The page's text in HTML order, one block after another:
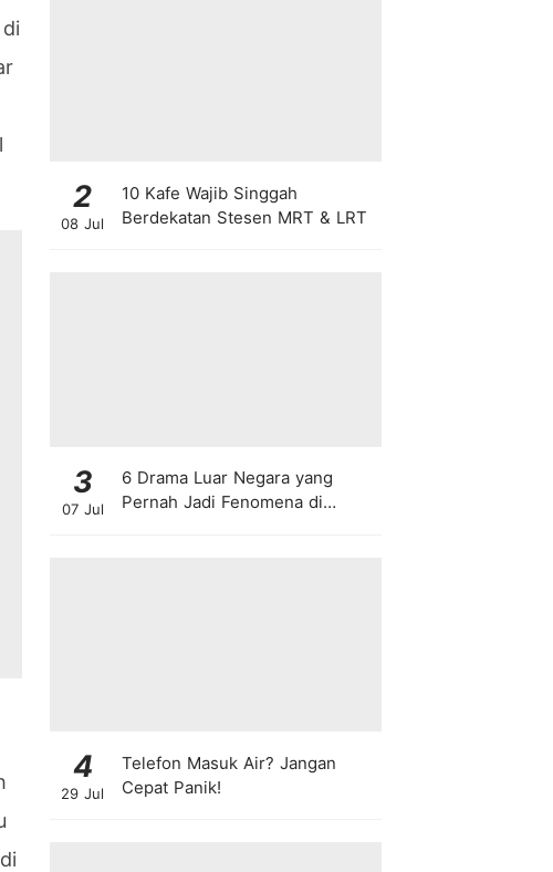
2
08 Jul
10 Kafe Wajib Singgah
Berdekatan Stesen MRT & LRT
3
07 Jul
6 Drama Luar Negara yang
Pernah Jadi Fenomena di
4
29 Jul
Telefon Masuk Air? Jangan
Cepat Panik!